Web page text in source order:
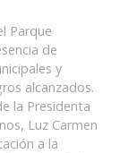
Parque
de
y
alcanzados.
la Presidenta
Luz Carmen
a la